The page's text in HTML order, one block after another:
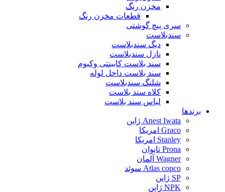
مخزن رنگ
قطعات مخزن رنگ
سری پیچ گوشتی
سندبلاست
دیگ سندبلاست
نازل سندبلاست
سند بلاست کابینتی وکیوم
سند بلاست داخل لوله
شلنگ سندبلاست
کلاه سند بلاست
لباس سند بلاست
برندها
Anest Iwata ژاپن
Graco امریکا
Stanley امریکا
Prona تایوان
Wagner آلمان
Atlas copco سوئد
SP ژاپن
NPK ژاپن